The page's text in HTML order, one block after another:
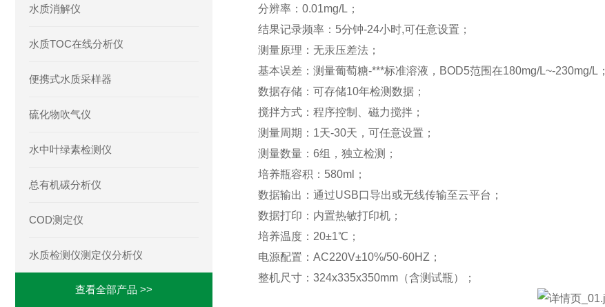
分辨率：0.01mg/L；
结果记录频率：5分钟-24小时,可任意设置；
测量原理：无汞压差法；
基本误差：测量葡萄糖-***标准溶液，BOD5范围在180mg/L~-230mg/L；
数据存储：可存储10年检测数据；
搅拌方式：程序控制、磁力搅拌；
测量周期：1天-30天，可任意设置；
测量数量：6组，独立检测；
培养瓶容积：580ml；
数据输出：通过USB口导出或无线传输至云平台；
数据打印：内置热敏打印机；
培养温度：20±1℃；
电源配置：AC220V±10%/50-60HZ；
整机尺寸：324x335x350mm（含测试瓶）；
水质消解仪
水质TOC在线分析仪
便携式水质采样器
硫化物吹气仪
水中叶绿素检测仪
总有机碳分析仪
COD测定仪
水质检测仪测定仪分析仪
查看全部产品 >>